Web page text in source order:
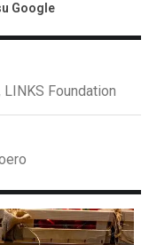
Google
Foundation